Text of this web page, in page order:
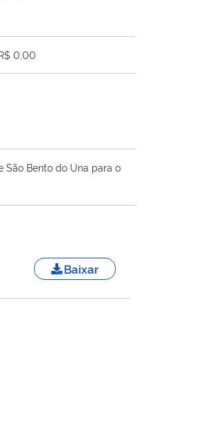
0,00
São Bento do Una para o
Baixar